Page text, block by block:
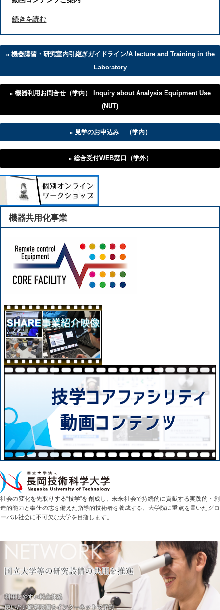
続きを読む
機器講習・研究室内引継ぎガイドライン/A lecture and Training in the
Laboratory
機器利用お問合せ（学内） Inquiry about Analysis Equipment Use
(NUT)
見学のお申込み （学内）
総合受付WEB窓口（学外）
機器共用化事業
社会の変化を先取りする“技学”を創成し、未来社会で持続的に貢献する実践的・創
造的能力と奉仕の志を備えた指導的技術者を養成する、大学院に重点を置いたグロ
ーバル社会に不可欠な大学を目指します。